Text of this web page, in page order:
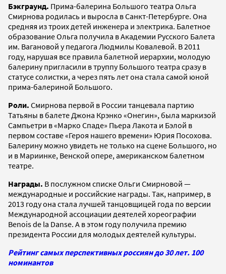
Бэкграунд. Прима-балерина Большого театра Ольга
Смирнова родилась и выросла в Санкт-Петербурге. Она
средняя из троих детей инженера и электрика. Балетное
образование Ольга получила в Академии Русского Балета
им. Вагановой у педагога Людмилы Ковалевой. В 2011
году, нарушая все правила балетной иерархии, молодую
балерину пригласили в труппу Большого театра сразу в
статусе солистки, а через пять лет она стала самой юной
прима-балериной Большого.
Роли. Смирнова первой в России танцевала партию
Татьяны в балете Джона Крэнко «Онегин», была маркизой
Сампьетри в «Марко Спаде» Пьера Лакота и Бэлой в
первом составе «Героя нашего времени» Юрия Посохова.
Балерину можно увидеть не только на сцене Большого, но
и в Мариинке, Венской опере, американском балетном
театре.
Награды. В послужном списке Ольги Смирновой —
международные и российские награды. Так, например, в
2013 году она стала лучшей танцовщицей года по версии
Международной ассоциации деятелей хореографии
Benois de la Danse. А в этом году получила премию
президента России для молодых деятелей культуры.
Рейтинг самых перспективных россиян до 30 лет. 100
номинантов